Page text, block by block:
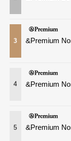
3 &Premium
4 &Premium
5 &Premium